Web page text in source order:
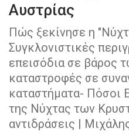
Αυστρίας
Πώς ξεκίνησε η
Συγκλονιστικές
επεισόδια σε βάρος
καταστροφές σε
καταστήματα- Πόσοι
της Νύχτας των
αντιδράσεις |